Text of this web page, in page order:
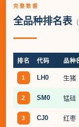
完整数据
全品种排名表
排名 代码 品种
1 LH0 生猪
2 SM0 锰硅
3 CJ0 红枣